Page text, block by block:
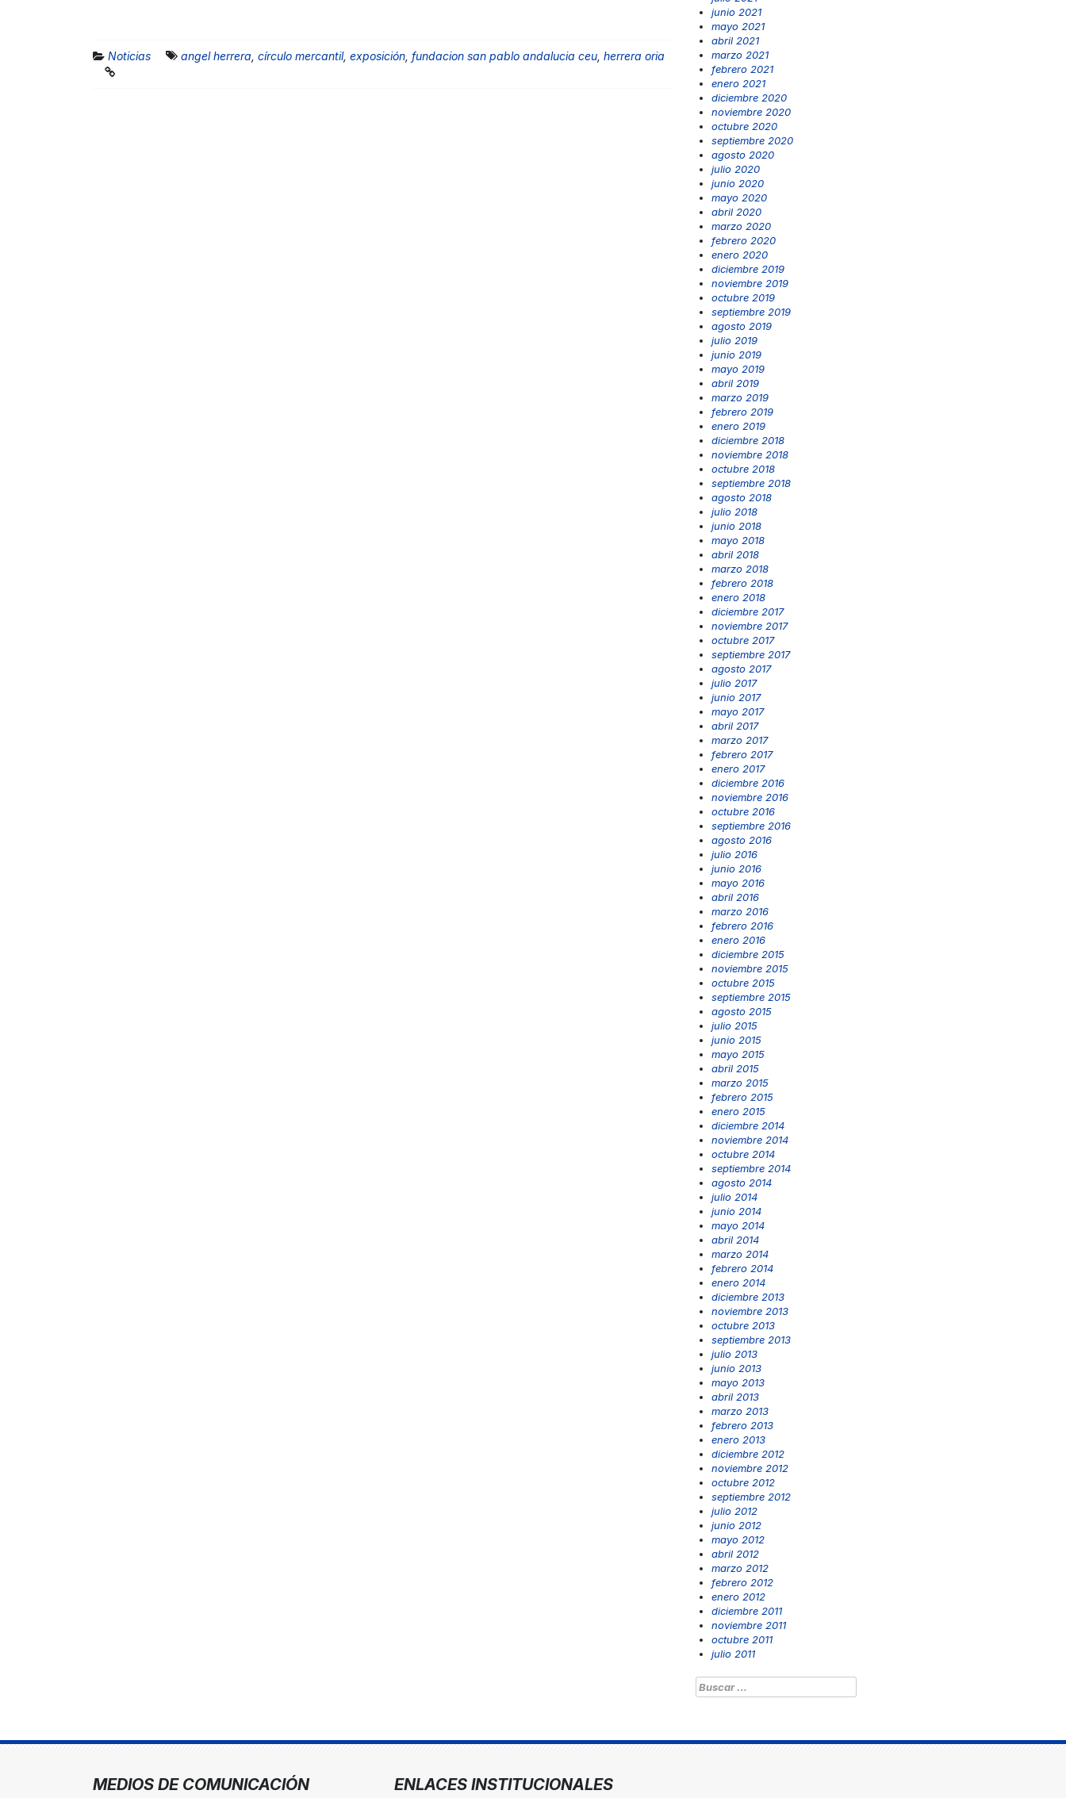
Noticias angel herrera círculo mercantil, exposición fundacion san pablo andalucia ceu herrera oria
junio 2021
mayo 2021
abril 2021
marzo 2021
febrero 2021
enero 2021
diciembre 2020
noviembre 2020
octubre 2020
septiembre 2020
agosto 2020
julio 2020
junio 2020
mayo 2020
abril 2020
marzo 2020
febrero 2020
enero 2020
diciembre 2019
noviembre 2019
octubre 2019
septiembre 2019
agosto 2019
julio 2019
junio 2019
mayo 2019
abril 2019
marzo 2019
febrero 2019
enero 2019
diciembre 2018
noviembre 2018
octubre 2018
septiembre 2018
agosto 2018
julio 2018
junio 2018
mayo 2018
abril 2018
marzo 2018
febrero 2018
enero 2018
diciembre 2017
noviembre 2017
octubre 2017
septiembre 2017
agosto 2017
julio 2017
junio 2017
mayo 2017
abril 2017
marzo 2017
febrero 2017
enero 2017
diciembre 2016
noviembre 2016
octubre 2016
septiembre 2016
agosto 2016
julio 2016
junio 2016
mayo 2016
abril 2016
marzo 2016
febrero 2016
enero 2016
diciembre 2015
noviembre 2015
octubre 2015
septiembre 2015
agosto 2015
julio 2015
junio 2015
mayo 2015
abril 2015
marzo 2015
febrero 2015
enero 2015
diciembre 2014
noviembre 2014
octubre 2014
septiembre 2014
agosto 2014
julio 2014
junio 2014
mayo 2014
abril 2014
marzo 2014
febrero 2014
enero 2014
diciembre 2013
noviembre 2013
octubre 2013
septiembre 2013
julio 2013
junio 2013
mayo 2013
abril 2013
marzo 2013
febrero 2013
enero 2013
diciembre 2012
noviembre 2012
octubre 2012
septiembre 2012
julio 2012
junio 2012
mayo 2012
abril 2012
marzo 2012
febrero 2012
enero 2012
diciembre 2011
noviembre 2011
octubre 2011
julio 2011
Buscar:
MEDIOS DE COMUNICACIÓN ENLACES INSTITUCIONALES